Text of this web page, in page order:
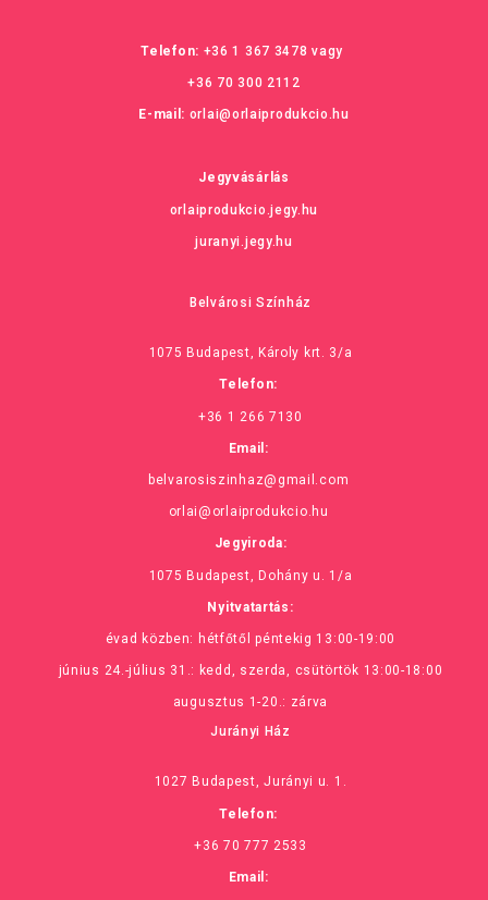
Telefon: +36 1 367 3478 vagy
+36 70 300 2112
E-mail: orlai@orlaiprodukcio.hu
Jegyvásárlás
orlaiprodukcio.jegy.hu
juranyi.jegy.hu
Belvárosi Színház
1075 Budapest, Károly krt. 3/a
Telefon:
+36 1 266 7130
Email:
belvarosiszinhaz@gmail.com
orlai@orlaiprodukcio.hu
Jegyiroda:
1075 Budapest, Dohány u. 1/a
Nyitvatartás:
évad közben: hétfőtől péntekig 13:00-19:00
június 24.-július 31.: kedd, szerda, csütörtök 13:00-18:00
augusztus 1-20.: zárva
Jurányi Ház
1027 Budapest, Jurányi u. 1.
Telefon:
+36 70 777 2533
Email: